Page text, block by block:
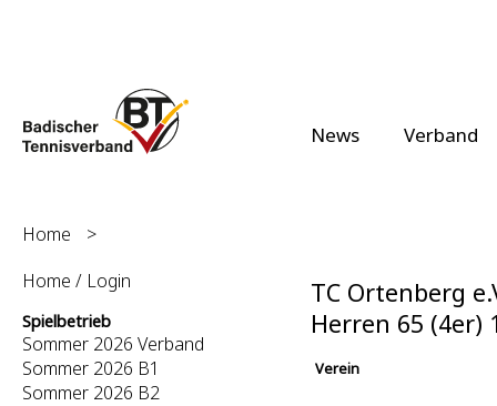
News Verband
Home
>
Home / Login
Spielbetrieb
Sommer 2026 Verband
Sommer 2026 B1
Sommer 2026 B2
TC Ortenberg
Herren 65 (4er)
Verein